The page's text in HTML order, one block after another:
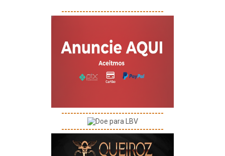
----------------------------------
----------------------------------
----------------------------------